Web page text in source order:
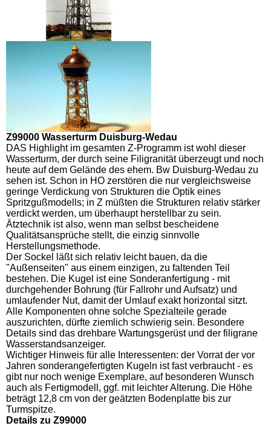
Z99000 Wasserturm Duisburg-Wedau
DAS Highlight im gesamten Z-Programm ist wohl dieser
Wasserturm, der durch seine Filigranität überzeugt und noch
heute auf dem Gelände des ehem. Bw Duisburg-Wedau zu
sehen ist. Schon in HO zerstören die nur vergleichsweise
geringe Verdickung von Strukturen die Optik eines
Spritzgußmodells; in Z müßten die Strukturen relativ stärker
verdickt werden, um überhaupt herstellbar zu sein.
Ätztechnik ist also, wenn man selbst bescheidene
Qualitätsansprüche stellt, die einzig sinnvolle
Herstellungsmethode.
Der Sockel läßt sich relativ leicht bauen, da die
"Außenseiten" aus einem einzigen, zu faltenden Teil
bestehen. Die Kugel ist eine Sonderanfertigung - mit
durchgehender Bohrung (für Fallrohr und Aufsatz) und
umlaufender Nut, damit der Umlauf exakt horizontal sitzt.
Alle Komponenten ohne solche Spezialteile gerade
auszurichten, dürfte ziemlich schwierig sein. Besondere
Details sind das drehbare Wartungsgerüst und der filigrane
Wasserstandsanzeiger.
Wichtiger Hinweis für alle Interessenten: der Vorrat der vor
Jahren sonderangefertigten Kugeln ist fast verbraucht - es
gibt nur noch wenige Exemplare, auf besonderen Wunsch
auch als Fertigmodell, ggf. mit leichter Alterung. Die Höhe
beträgt 12,8 cm von der geätzten Bodenplatte bis zur
Turmspitze.
Details zu Z99000